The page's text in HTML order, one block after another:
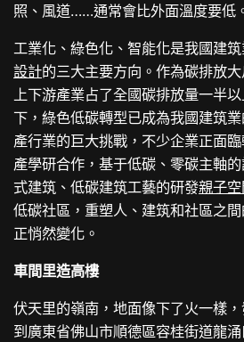
照、風道……通常會比外面溫度要低
工業化、綠色化、智能化是我國建
設計的三大主要方向。作為碳排放
上下游產業占了全國碳排放量一半
下，綠色低碳轉型已成為我國建筑
產行業的巨大挑戰，不少企業正面
產學研合作，基于低碳、零碳主軸
式建筑、低碳建筑工藝的研發親子
低碳社區，重塑人、建筑和社區之
正悄然變化。
車間里造高樓
伏天里的嶺南，地面像下了火一樣
到廣東省佛山市順德區容桂街道龍